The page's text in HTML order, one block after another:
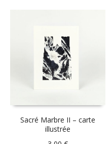
Sacré Marbre II – carte
illustrée